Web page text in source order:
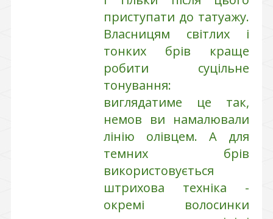
приступати до татуажу.
Власницям світлих і
тонких брів краще
робити суцільне
тонування:
виглядатиме це так,
немов ви намалювали
лінію олівцем. А для
темних брів
використовується
штрихова техніка -
окремі волосинки